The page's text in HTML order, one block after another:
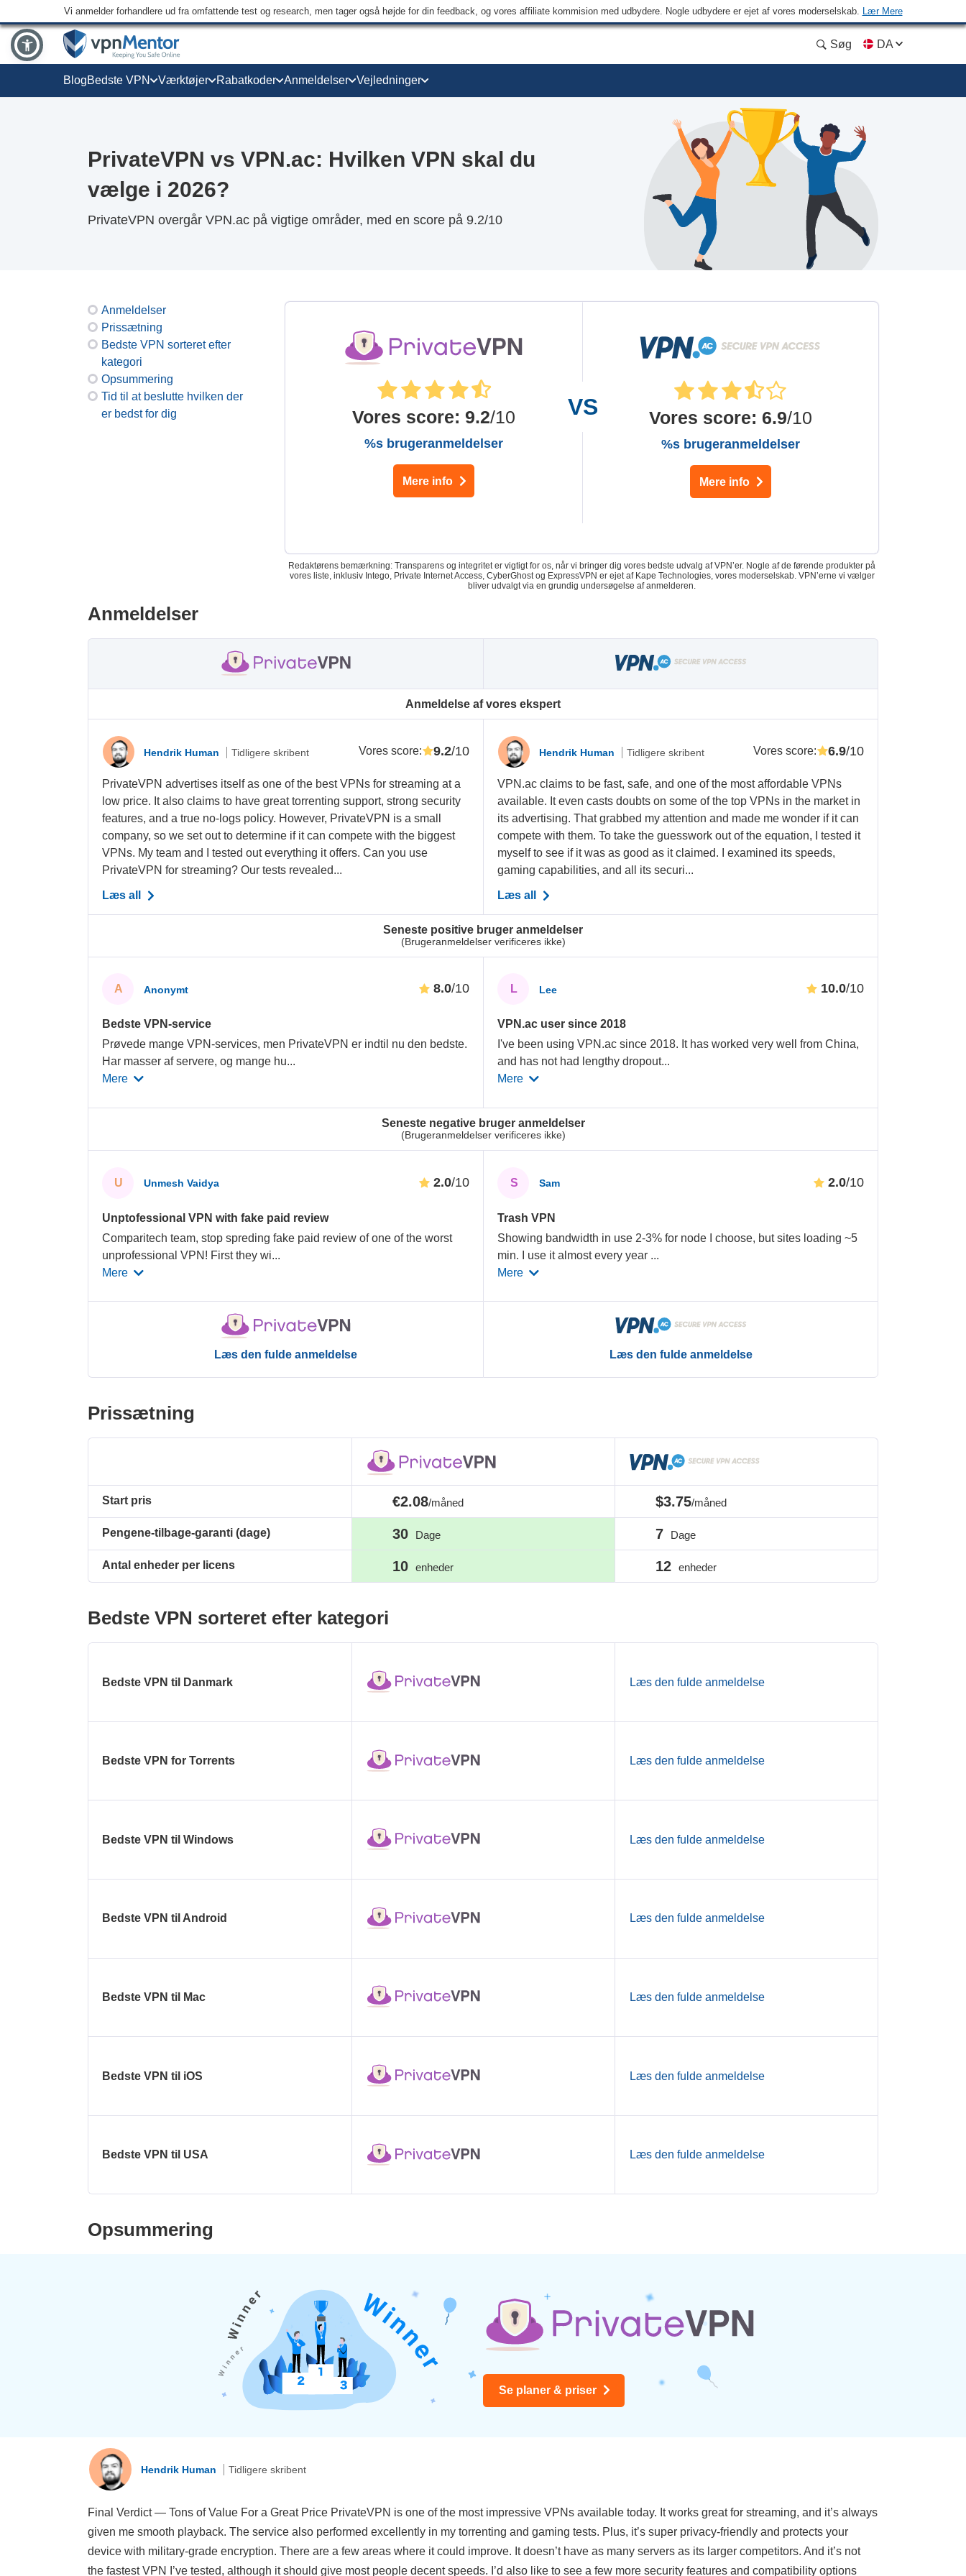
Vi anmelder forhandlere ud fra omfattende test og research, men tager også højde for din feedback, og vores affiliate kommision med udbydere. Nogle udbydere er ejet af vores moderselskab. Lær Mere
Søg DA
BlogBedste VPN Værktøjer Rabatkoder Anmeldelser Vejledninger
PrivateVPN vs VPN.ac: Hvilken VPN skal du
vælge i 2026?
PrivateVPN overgår VPN.ac på vigtige områder, med en score på 9.2/10
Anmeldelser
Prissætning
Bedste VPN sorteret efter
kategori
Opsummering
Tid til at beslutte hvilken der
er bedst for dig
Vores score: 9.2/10
%s brugeranmeldelser
Mere info
Vores score: 6.9/10
%s brugeranmeldelser
Mere info
Redaktørens bemærkning: Transparens og integritet er vigtigt for os, når vi bringer dig vores bedste udvalg af VPN’er. Nogle af de førende produkter på
vores liste, inklusiv Intego, Private Internet Access, CyberGhost og ExpressVPN er ejet af Kape Technologies, vores moderselskab. VPN’erne vi vælger
bliver udvalgt via en grundig undersøgelse af anmelderen.
Anmeldelser
Anmeldelse af vores ekspert
Seneste positive bruger anmeldelser
(Brugeranmeldelser verificeres ikke)
Seneste negative bruger anmeldelser
(Brugeranmeldelser verificeres ikke)
Hendrik Human Tidligere skribent Vores score: 9.2/10
PrivateVPN advertises itself as one of the best VPNs for streaming at a
low price. It also claims to have great torrenting support, strong security
features, and a true no-logs policy. However, PrivateVPN is a small
company, so we set out to determine if it can compete with the biggest
VPNs. My team and I tested out everything it offers. Can you use
PrivateVPN for streaming? Our tests revealed...
Læs all
A Anonymt 8.0/10
Bedste VPN-service
Prøvede mange VPN-services, men PrivateVPN er indtil nu den bedste.
Har masser af servere, og mange hu...
Mere
U Unmesh Vaidya 2.0/10
Unptofessional VPN with fake paid review
Comparitech team, stop spreding fake paid review of one of the worst
unprofessional VPN! First they wi...
Mere
Læs den fulde anmeldelse
Hendrik Human Tidligere skribent Vores score: 6.9/10
VPN.ac claims to be fast, safe, and one of the most affordable VPNs
available. It even casts doubts on some of the top VPNs in the market in
its advertising. That grabbed my attention and made me wonder if it can
compete with them. To take the guesswork out of the equation, I tested it
myself to see if it was as good as it claimed. I examined its speeds,
gaming capabilities, and all its securi...
Læs all
L Lee 10.0/10
VPN.ac user since 2018
I've been using VPN.ac since 2018. It has worked very well from China,
and has not had lengthy dropout...
Mere
S Sam 2.0/10
Trash VPN
Showing bandwidth in use 2-3% for node I choose, but sites loading ~5
min. I use it almost every year ...
Mere
Læs den fulde anmeldelse
Prissætning
Start pris
Pengene-tilbage-garanti (dage)
Antal enheder per licens
€2.08/måned
30 Dage
10 enheder
$3.75/måned
7 Dage
12 enheder
Bedste VPN sorteret efter kategori
Bedste VPN til Danmark Læs den fulde anmeldelse
Bedste VPN for Torrents Læs den fulde anmeldelse
Bedste VPN til Windows Læs den fulde anmeldelse
Bedste VPN til Android Læs den fulde anmeldelse
Bedste VPN til Mac Læs den fulde anmeldelse
Bedste VPN til iOS Læs den fulde anmeldelse
Bedste VPN til USA Læs den fulde anmeldelse
Opsummering
Se planer & priser
Hendrik Human Tidligere skribent
Final Verdict — Tons of Value For a Great Price PrivateVPN is one of the most impressive VPNs available today. It works great for streaming, and it’s always
given me smooth playback. The service also performed excellently in my torrenting and gaming tests. Plus, it’s super privacy-friendly and protects your
device with military-grade encryption. There are a few areas where it could improve. It doesn’t have as many servers as its larger competitors. And it’s not
the fastest VPN I’ve tested, although it should give most people decent speeds. I’d also like to see a few more security features and compatibility options